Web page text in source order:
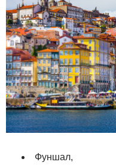
Фуншал,